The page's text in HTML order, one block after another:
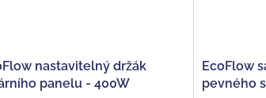
nastavitelný držák
panelu - 400W
EcoFlow
pevného